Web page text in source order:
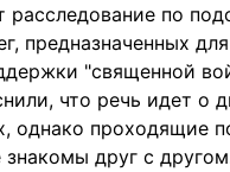
расследование по
предназначенных для
"священной
что речь идет о
однако проходящие
друг с